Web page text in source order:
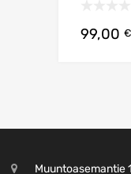
99,00 €
Muuntoasemantie